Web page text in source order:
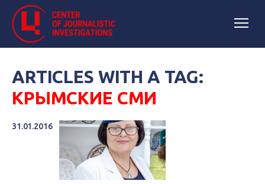
ARTICLES WITH A TAG:
КРЫМСКИЕ СМИ
31.01.2016